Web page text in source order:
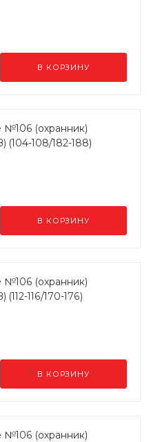
В КОРЗИНУ
№106 (охранник)
(104-108/182-188)
В КОРЗИНУ
№106 (охранник)
116/170-176)
В КОРЗИНУ
№106 (охранник)